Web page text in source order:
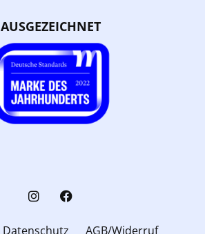
AUSGEZEICHNET
Datenschutz AGB/Widerruf